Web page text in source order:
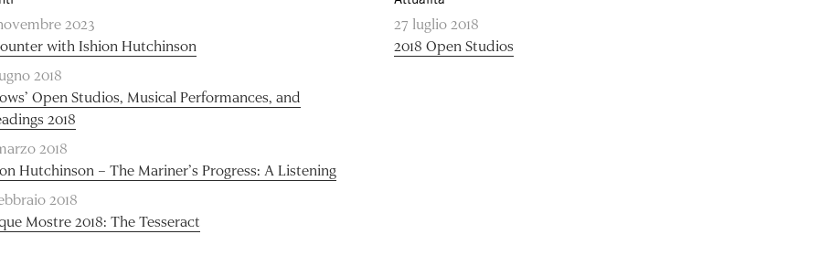
2023
with Ishion Hutchinson
2018
Open Studios, Musical Performances, and
2018
2018
Hutchinson – The Mariner’s Progress: A Listening
2018
Mostre 2018: The Tesseract
27 luglio 2018
2018 Open Studios